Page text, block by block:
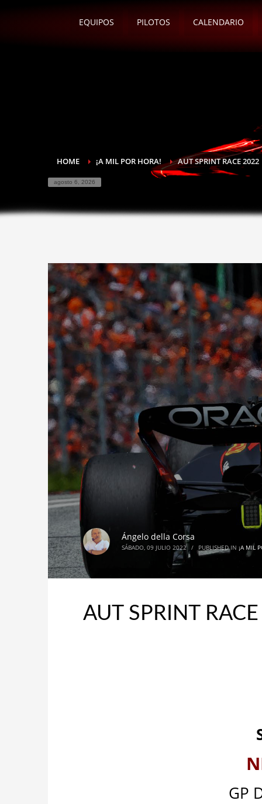
EQUIPOS PILOTOS CALENDARIO
HOME ¡A MIL POR HORA! AUT SPRINT RACE
agosto 6, 2026
Ángelo della Corsa
SÁBADO, 09 JULIO 2022 / PUBLISHED IN¡A MIL
AUT SPRINT
GP